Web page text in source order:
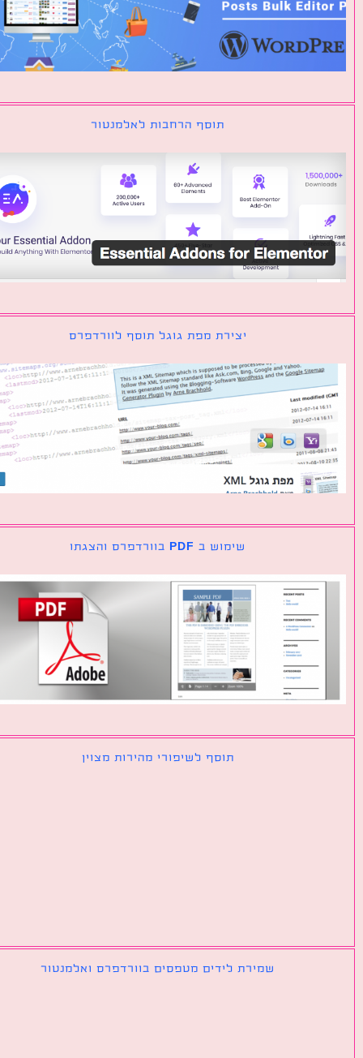
תוסף הרחבות לאלמנטור
יצירת מפת גוגל תוסף לוורדפרס
שימוש ב PDF בוורדפרס והצגתו
תוסף לשיפורי מהירות מצוין
שמירת לידים מטפסים בוורדפרס ואלמנטור